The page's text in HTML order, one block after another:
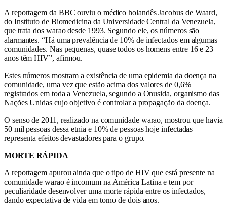
A reportagem da BBC ouviu o médico holandês Jacobus de Waard,
do Instituto de Biomedicina da Universidade Central da Venezuela,
que trata dos warao desde 1993. Segundo ele, os números são
alarmantes. “Há uma prevalência de 10% de infectados em algumas
comunidades. Nas pequenas, quase todos os homens entre 16 e 23
anos têm HIV”, afirmou.
Estes números mostram a existência de uma epidemia da doença na
comunidade, uma vez que estão acima dos valores de 0,6%
registrados em toda a Venezuela, segundo a Onusida, organismo das
Nações Unidas cujo objetivo é controlar a propagação da doença.
O senso de 2011, realizado na comunidade warao, mostrou que havia
50 mil pessoas dessa etnia e 10% de pessoas hoje infectadas
representa efeitos devastadores para o grupo.
MORTE RÁPIDA
A reportagem apurou ainda que o tipo de HIV que está presente na
comunidade warao é incomum na América Latina e tem por
peculiaridade desenvolver uma morte rápida entre os infectados,
dando expectativa de vida em torno de dois anos.